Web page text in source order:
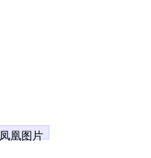
凤凰图片